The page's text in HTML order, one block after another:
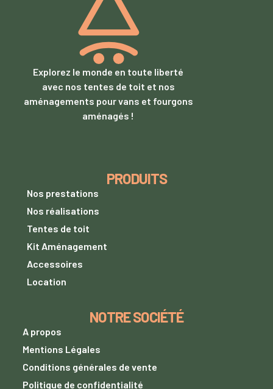
Explorez le monde en toute liberté
avec nos tentes de toit et nos
aménagements pour vans et fourgons
aménagés !
PRODUITS
Nos prestations
Nos réalisations
Tentes de toit
Kit Aménagement
Accessoires
Location
NOTRE SOCIÉTÉ
A propos
Mentions Légales
Conditions générales de vente
Politique de confidentialité